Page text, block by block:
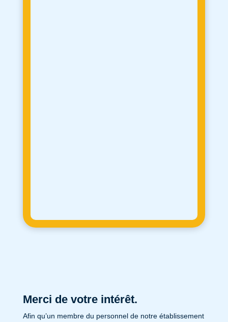
Merci de votre intérêt.
Afin qu’un membre du personnel de notre établissement